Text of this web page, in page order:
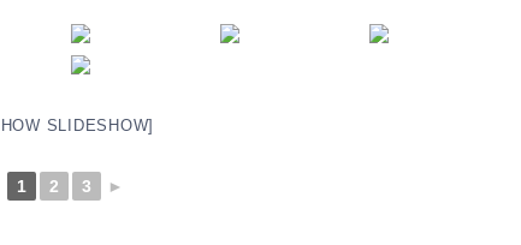
SLIDESHOW]
1 2 3 ►